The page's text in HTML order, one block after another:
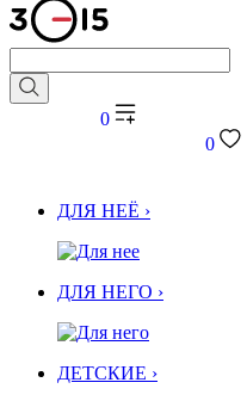
0
0
ДЛЯ НЕЁ ›
ДЛЯ НЕГО ›
ДЕТСКИЕ ›